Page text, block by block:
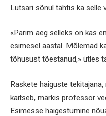
Lutsari sõnul tähtis ka selle
«Parim aeg selleks on kas
esimesel aastal. Mõlemad
tõhusust tõestanud,» ütles
Raskete haiguste
kaitseb, märkis professor
Esimesse haigestumine